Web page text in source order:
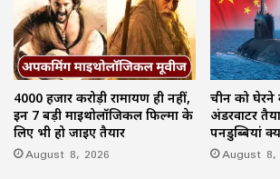
4000 हजार करोड़ी रामायण ही नहीं,
इन 7 बड़ी माइथोलॉजिकल फिल्मों के
लिए भी हो जाइए तैयार
August 8, 2026
चीन को घेरने
अंडरवाटर
पनडुब्बियां
August 8,